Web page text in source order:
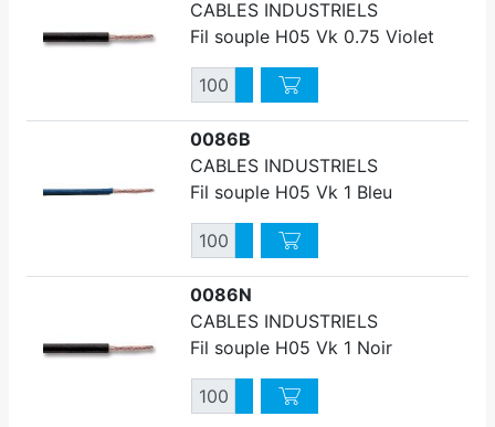
CABLES INDUSTRIELS
Fil souple H05 Vk 0.75 Violet
QuantitéAugmenter quantité
Diminuer quantité
0086B
CABLES INDUSTRIELS
Fil souple H05 Vk 1 Bleu
QuantitéAugmenter quantité
Diminuer quantité
0086N
CABLES INDUSTRIELS
Fil souple H05 Vk 1 Noir
QuantitéAugmenter quantité
Diminuer quantité